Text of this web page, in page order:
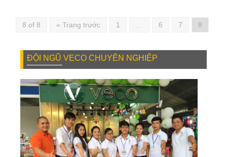
8 of 8 « Trang trước 1 6 7 8
ĐỘI NGŨ VECO CHUYÊN NGHIỆP